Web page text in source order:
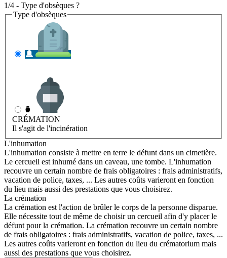
1/4 - Type d'obsèques ?
Type d'obsèques
CRÉMATION
Il s'agit de l'incinération
L'inhumation
L'inhumation consiste à mettre en terre le défunt dans un cimetière.
Le cercueil est inhumé dans un caveau, une tombe. L'inhumation
recouvre un certain nombre de frais obligatoires : frais administratifs,
vacation de police, taxes, ... Les autres coûts varieront en fonction
du lieu mais aussi des prestations que vous choisirez.
La crémation
La crémation est l'action de brûler le corps de la personne disparue.
Elle nécessite tout de même de choisir un cercueil afin d'y placer le
défunt pour la crémation. La crémation recouvre un certain nombre
de frais obligatoires : frais administratifs, vacation de police, taxes, ...
Les autres coûts varieront en fonction du lieu du crématorium mais
aussi des prestations que vous choisirez.